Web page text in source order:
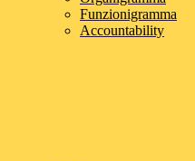
Funzionigramma
Accountability